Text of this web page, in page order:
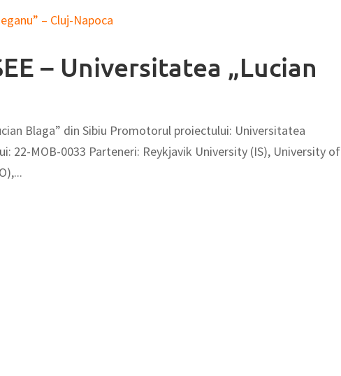
– Universitatea „Lucian
Blaga” din Sibiu Promotorul proiectului: Universitatea
22-MOB-0033 Parteneri: Reykjavik University (IS), University of